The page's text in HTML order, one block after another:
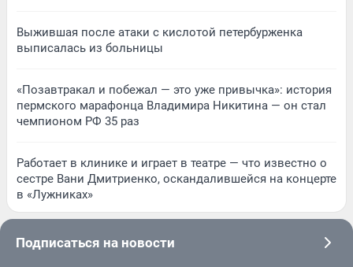
Выжившая после атаки с кислотой петербурженка
выписалась из больницы
«Позавтракал и побежал — это уже привычка»: история
пермского марафонца Владимира Никитина — он стал
чемпионом РФ 35 раз
Работает в клинике и играет в театре — что известно о
сестре Вани Дмитриенко, оскандалившейся на концерте
в «Лужниках»
Подписаться на новости